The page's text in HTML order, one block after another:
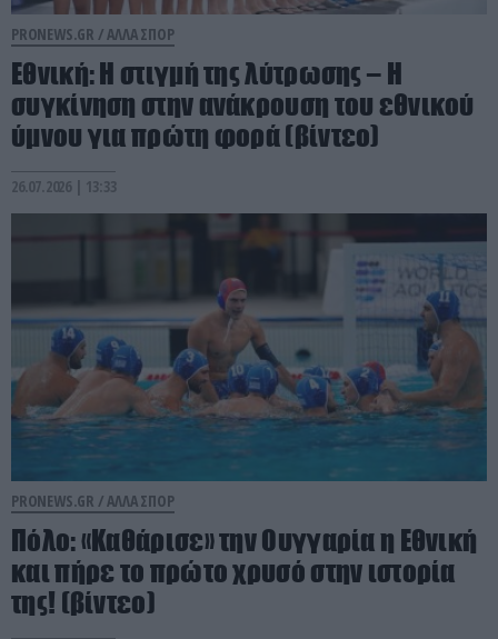
PRONEWS.GR / ΑΛΛΑ ΣΠΟΡ
Εθνική: Η στιγμή της λύτρωσης – Η
συγκίνηση στην ανάκρουση του εθνικού
ύμνου για πρώτη φορά (βίντεο)
26.07.2026 | 13:33
PRONEWS.GR /ΑΛΛΑ ΣΠΟΡ
Πόλο: «Καθάρισε» την Ουγγαρία η Εθνική
και πήρε το πρώτο χρυσό στην ιστορία
της! (βίντεο)